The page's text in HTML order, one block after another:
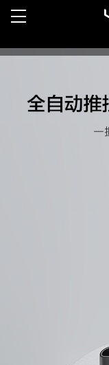
智能门锁
服务支持